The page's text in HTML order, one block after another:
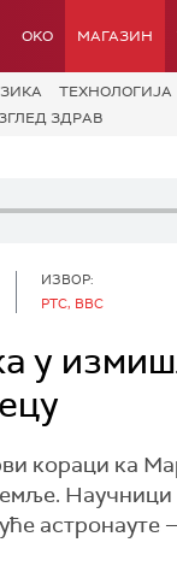
OKO МАГАЗИН
ТЕХНОЛОГИЈA
ЗДРАВ
ИЗВОР:
РТС, BBC
у
кораци ка